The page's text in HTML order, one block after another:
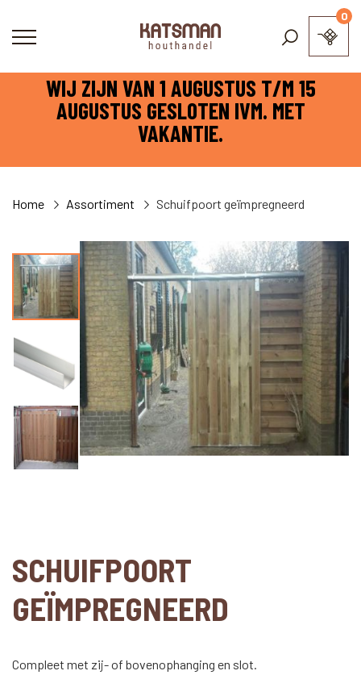
WIJ ZIJN VAN 1 AUGUSTUS T/M 15
AUGUSTUS GESLOTEN IVM. MET
VAKANTIE.
0
Home Assortiment Schuifpoort geïmpregneerd
SCHUIFPOORT
GEÏMPREGNEERD
Compleet met zij- of bovenophanging en slot.